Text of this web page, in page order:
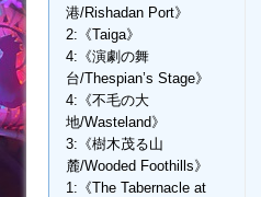
港/Rishadan Port》
2:《Taiga》
4:《演劇の舞
台/Thespian’s Stage》
4:《不毛の大
地/Wasteland》
3:《樹木茂る山
麓/Wooded Foothills》
1:《The Tabernacle at